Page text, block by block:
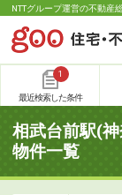
NTTグループ運営の不動産
1
最近検索した条件
相武台前駅(
物件一覧